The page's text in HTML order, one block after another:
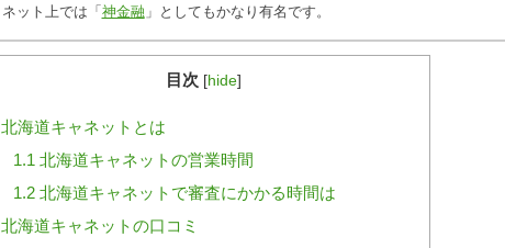
ネット上では「 神金融」としてもかなり有名です。
目次 [hide]
北海道キャネットとは
1.1 北海道キャネットの営業時間
1.2北海道キャネットで審査にかかる時間は
北海道キャネットの口コミ